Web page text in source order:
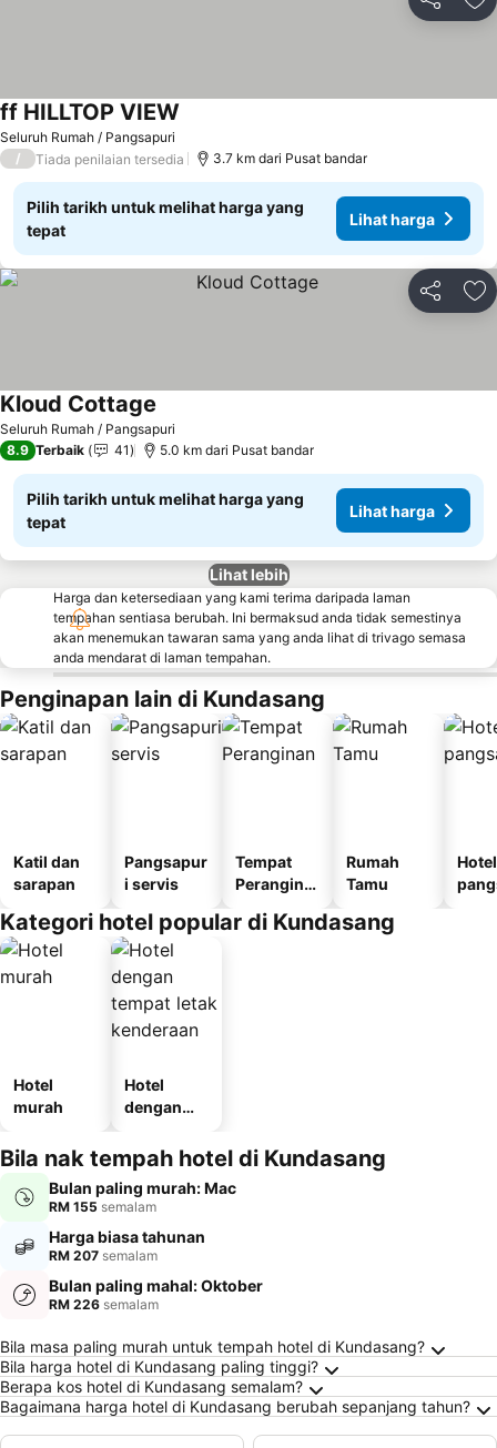
Kongsi
Seluruh Rumah / Pangsapuri
ff HILLTOP VIEW
/ Tiada penilaian tersedia 3.7 km dari Pusat bandar
Pilih tarikh untuk melihat harga yang
tepat
Lihat harga
Kongsi
Seluruh Rumah / Pangsapuri
Kloud Cottage
8.9 Terbaik 41 5.0 km dari Pusat bandar
Pilih tarikh untuk melihat harga yang
tepat
Lihat harga
Lihat lebih
Harga dan ketersediaan yang kami terima daripada laman
tempahan sentiasa berubah. Ini bermaksud anda tidak semestinya
akan menemukan tawaran sama yang anda lihat di trivago semasa
anda mendarat di laman tempahan.
Penginapan lain di Kundasang
Katil dan
sarapan
Pangsapur
i servis
Tempat
Perangina
Rumah
Tamu
Hotel
Kategori hotel popular di Kundasang
Hotel
murah
Hotel
dengan
letak
kenderaan
Bila nak tempah hotel di Kundasang
Bulan paling murah: Mac
RM 155 semalam
Harga biasa tahunan
RM 207 semalam
Bulan paling mahal: Oktober
RM 226 semalam
Soalan Lazim tentang Kundasang
Bila masa paling murah untuk tempah hotel di Kundasang?
Bila harga hotel di Kundasang paling tinggi?
Berapa kos hotel di Kundasang semalam?
Bagaimana harga hotel di Kundasang berubah sepanjang tahun?